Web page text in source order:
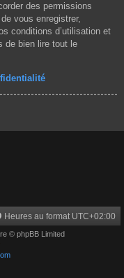
des permissions
vous enregistrer,
conditions d’utilisation et
de bien lire tout le
Heures au format UTC+02:00
© phpBB Limited